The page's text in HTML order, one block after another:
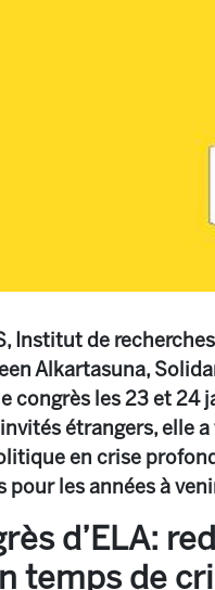
Institut de
Alkartasuna,
les 23 et 24
étrangers, elle
en crise
les années à
d’ELA:
temps de